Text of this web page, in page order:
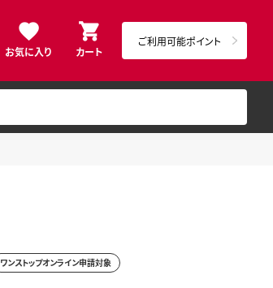
お気に入り カート
ご利用可能ポイント
ワンストップオンライン申請対象